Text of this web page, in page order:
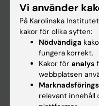
På gång
Nyheter
Kalender
Vi använder
På Karolinska
kakor för olika syften:
Nödvändiga
fungera korrekt.
Kakor för analys
webbplatsen
relevant innehåll